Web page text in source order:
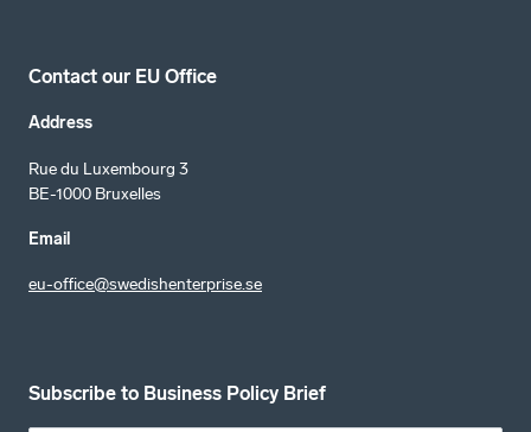
Contact our EU Office
Address
Rue du Luxembourg 3
BE-1000 Bruxelles
Email
eu-office@swedishenterprise.se
Subscribe to Business Policy Brief